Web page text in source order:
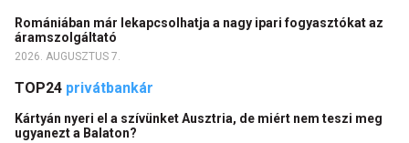
Romániában már lekapcsolhatja a nagy ipari fogyasztókat az
áramszolgáltató
2026. AUGUSZTUS 7.
TOP24 privátbankár
Kártyán nyeri el a szívünket Ausztria, de miért nem teszi meg
ugyanezt a Balaton?